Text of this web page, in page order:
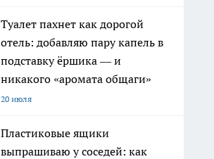
Туалет пахнет как дорогой
отель: добавляю пару капель в
подставку ёршика — и
никакого «аромата общаги»
20 июля
Пластиковые ящики
выпрашиваю у соседей: как